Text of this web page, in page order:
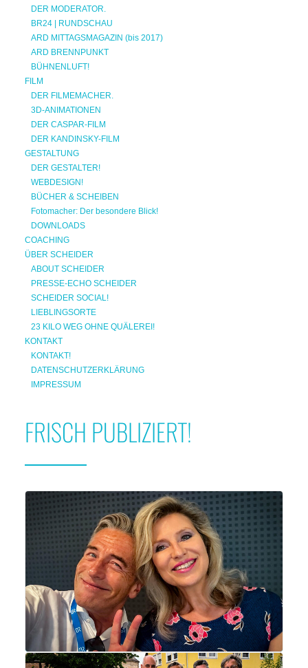
DER MODERATOR.
BR24 | RUNDSCHAU
ARD MITTAGSMAGAZIN (bis 2017)
ARD BRENNPUNKT
BÜHNENLUFT!
FILM
DER FILMEMACHER.
3D-ANIMATIONEN
DER CASPAR-FILM
DER KANDINSKY-FILM
GESTALTUNG
DER GESTALTER!
WEBDESIGN!
BÜCHER & SCHEIBEN
Fotomacher: Der besondere Blick!
DOWNLOADS
COACHING
ÜBER SCHEIDER
ABOUT SCHEIDER
PRESSE-ECHO SCHEIDER
SCHEIDER SOCIAL!
LIEBLINGSORTE
23 KILO WEG OHNE QUÄLEREI!
KONTAKT
KONTAKT!
DATENSCHUTZERKLÄRUNG
IMPRESSUM
FRISCH PUBLIZIERT!